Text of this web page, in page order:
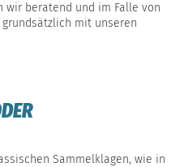
wir beratend und im Falle von
mit unseren
Sammelklagen, wie in